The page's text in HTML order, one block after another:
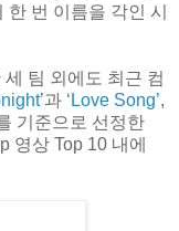
번 이름을 각인 시
팀 외에도 최근 컴
과 ‘Love Song’,
기준으로 선정한
영상 Top 10 내에